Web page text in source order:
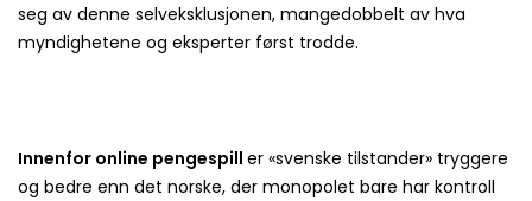
seg av denne selveksklusjonen, mangedobbelt av hva
myndighetene og eksperter først trodde.
Innenfor online pengespill er «svenske tilstander» tryggere
og bedre enn det norske, der monopolet bare har kontroll